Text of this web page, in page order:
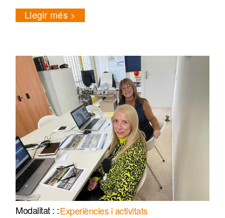
Llegir més
Experiències i activitats